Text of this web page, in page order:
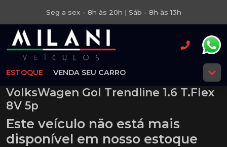
Seg a sex - 8h às 20h | Sáb - 8h às 13h
ESTOQUE VENDA SEU CARRO
VolksWagen Gol Trendline 1.6 T.Flex
8V 5p
Este veículo não está mais
disponível em nosso estoque